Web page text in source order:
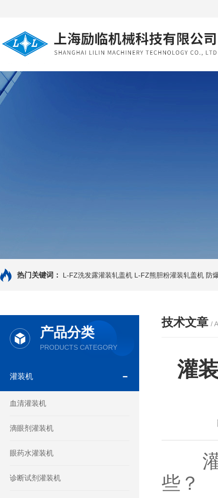
热门关键词： L-FZ洗发露灌装轧盖机 L-FZ熊胆粉灌装轧盖机 防
产品分类
PRODUCTS CATEGORY
灌装机
血清灌装机
滴眼剂灌装机
眼药水灌装机
诊断试剂灌装机
技术文章 /
灌
灌
些？